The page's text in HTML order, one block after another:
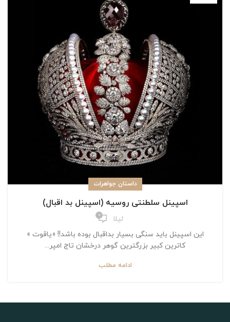
داستان جواهرات
اسپینل سلطنتی روسیه (اسپینل بد اقبال)
لیلا 0
این اسپینل باید سنگی بسیار بداقبال بوده باشد!! «یاقوت »
کاترین کبیر بزرگترین گوهر درخشان تاج امپر...
ادامه مطلب